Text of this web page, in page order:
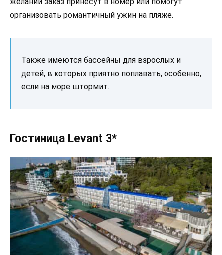
организовать романтичный ужин на пляже.
Также имеются бассейны для взрослых и
детей, в которых приятно поплавать, особенно,
если на море штормит.
Гостиница Levant 3*